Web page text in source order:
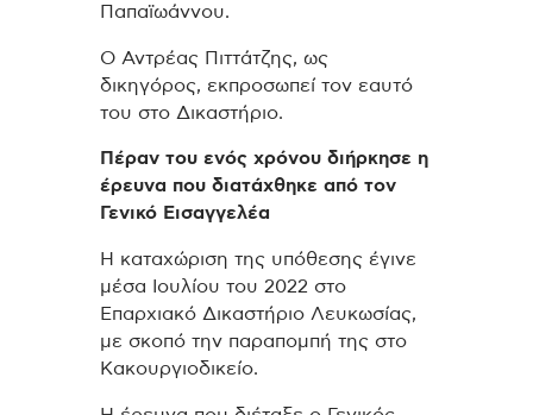
Παπαϊωάννου.
Ο Αντρέας Πιττάτζης, ως
δικηγόρος, εκπροσωπεί τον εαυτό
του στο Δικαστήριο.
Πέραν του ενός χρόνου διήρκησε η
έρευνα που διατάχθηκε από τον
Γενικό Εισαγγελέα
Η καταχώριση της υπόθεσης έγινε
μέσα Ιουλίου του 2022 στο
Επαρχιακό Δικαστήριο Λευκωσίας,
με σκοπό την παραπομπή της στο
Κακουργιοδικείο.